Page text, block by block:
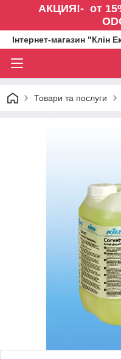
АКЦИЯ!- от
Інтернет-магазин "Клін
Товари та послуги